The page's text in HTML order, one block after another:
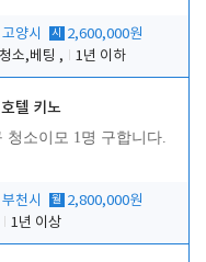
양시 시
2,600,000원
소,베팅 ,
1년 이하
텔 키노
청소이모 1명 구합니다.
천시 월 2,800,000원
1년 이상